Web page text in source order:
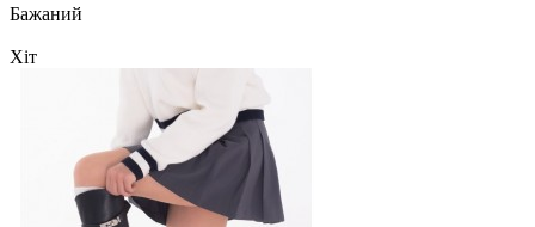
Бажаний
Хіт